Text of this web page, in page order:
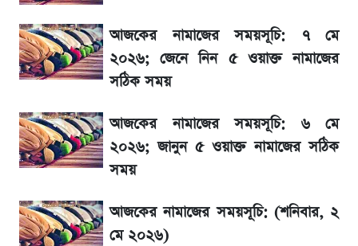
৮ ব্র্যান্ডের ত্বক ফর্সাকারী ক্রিমে ভয়াবহ মাত্রার মার্কারি
ভবন নির্মাণে নতুন নিয়ম: বাংলাদেশ building
মেঘনা পেট্রোলিয়ামের চেয়ারম্যান নিয়োগ
Diego Simeone নতুন চ্যালেঞ্জ প্রস্তুতিতে
অ্যাটলেটিকো
আজকের নামাজের সময়সূচি: ৭ মে
২০২৬; জেনে নিন ৫ ওয়াক্ত নামাজের
সঠিক সময়
আজকের নামাজের সময়সূচি: ৬ মে
২০২৬; জানুন ৫ ওয়াক্ত নামাজের সঠিক
সময়
আজকের নামাজের সময়সূচি: (শনিবার, ২
মে ২০২৬)